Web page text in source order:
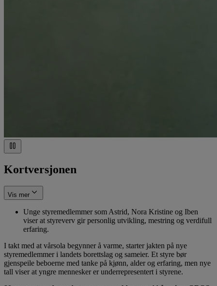
Kortversjonen
Vis mer
Unge styremedlemmer som Astrid, Nora Kristine og Iben
viser at styreverv gir personlig utvikling, mestring og verdifull
erfaring.
I takt med at vårsola begynner å varme, starter jakten på nye
styremedlemmer i landets borettslag og sameier. Et styre bør
gjenspeile beboerne med tanke på kjønn, alder og erfaring, men nye
tall viser at yngre mennesker er underrepresentert i styrene.